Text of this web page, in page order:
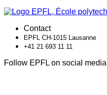
Contact
EPFL CH-1015 Lausanne
+41 21 693 11 11
Follow EPFL on social media